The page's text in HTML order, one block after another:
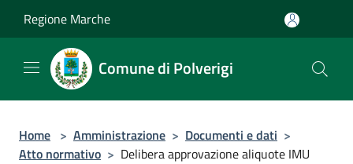
Regione Marche
Comune di Polverigi
Home > Amministrazione > Documenti e dati >
Atto normativo > Delibera approvazione aliquote IMU